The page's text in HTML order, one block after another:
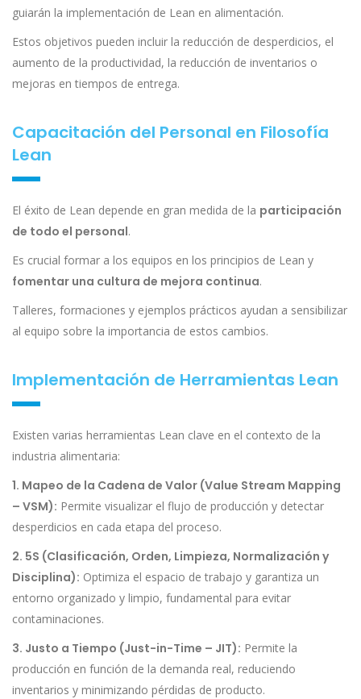
guiarán la implementación de Lean en alimentación.
Estos objetivos pueden incluir la reducción de desperdicios, el
aumento de la productividad, la reducción de inventarios o
mejoras en tiempos de entrega.
Capacitación del Personal en Filosofía
Lean
El éxito de Lean depende en gran medida de la participación
de todo el personal.
Es crucial formar a los equipos en los principios de Lean y
fomentar una cultura de mejora continua.
Talleres, formaciones y ejemplos prácticos ayudan a sensibilizar
al equipo sobre la importancia de estos cambios.
Implementación de Herramientas Lean
Existen varias herramientas Lean clave en el contexto de la
industria alimentaria:
1. Mapeo de la Cadena de Valor (Value Stream Mapping
– VSM): Permite visualizar el flujo de producción y detectar
desperdicios en cada etapa del proceso.
2. 5S (Clasificación, Orden, Limpieza, Normalización y
Disciplina): Optimiza el espacio de trabajo y garantiza un
entorno organizado y limpio, fundamental para evitar
contaminaciones.
3. Justo a Tiempo (Just-in-Time – JIT): Permite la
producción en función de la demanda real, reduciendo
inventarios y minimizando pérdidas de producto.